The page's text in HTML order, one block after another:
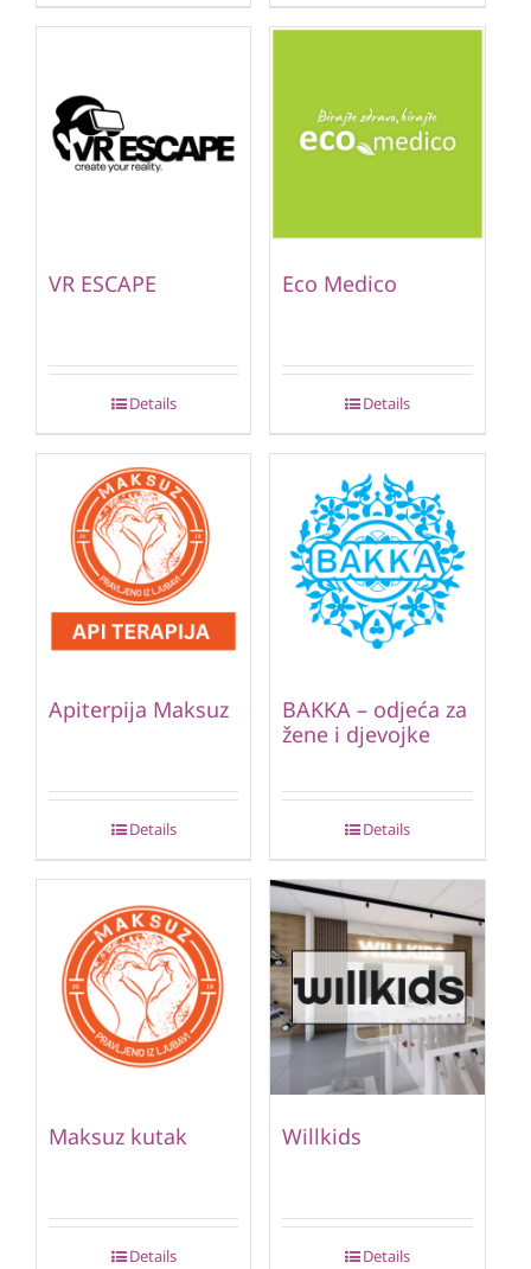
VR ESCAPE
Details
Eco Medico
Details
Apiterpija Maksuz
Details
BAKKA – odjeća za
žene i djevojke
Details
Maksuz kutak
Details
Willkids
Details